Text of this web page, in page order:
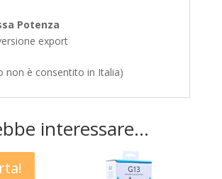
Potenza
export
non è consentito in Italia)
interessare…